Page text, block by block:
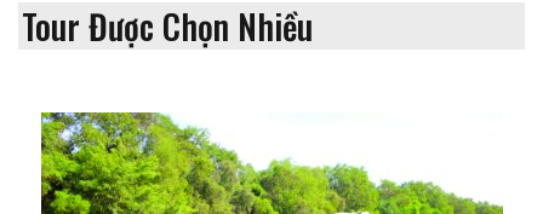
Tour Được Chọn Nhiều